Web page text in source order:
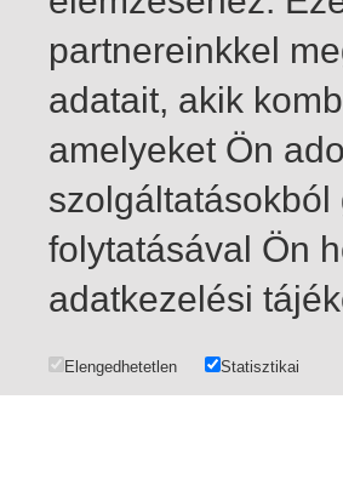
1-20 / összesen 29 találat
partnereinkkel
adatait, akik
amelyeket Ön
folytatásával Ön
adatkezelési
Elengedhetetlen Statisztikai